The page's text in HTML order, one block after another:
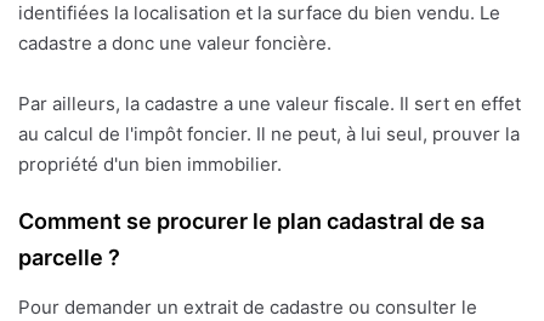
identifiées la localisation et la surface du bien vendu. Le
cadastre a donc une valeur foncière.
Par ailleurs, la cadastre a une valeur fiscale. Il sert en effet
au calcul de l'impôt foncier. Il ne peut, à lui seul, prouver la
propriété d'un bien immobilier.
Comment se procurer le plan cadastral de sa
parcelle ?
Pour demander un extrait de cadastre ou consulter le